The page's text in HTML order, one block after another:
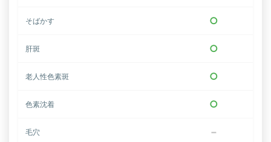
そばかす ○
肝斑 ○
老人性色素斑 ○
色素沈着 ○
毛穴 −